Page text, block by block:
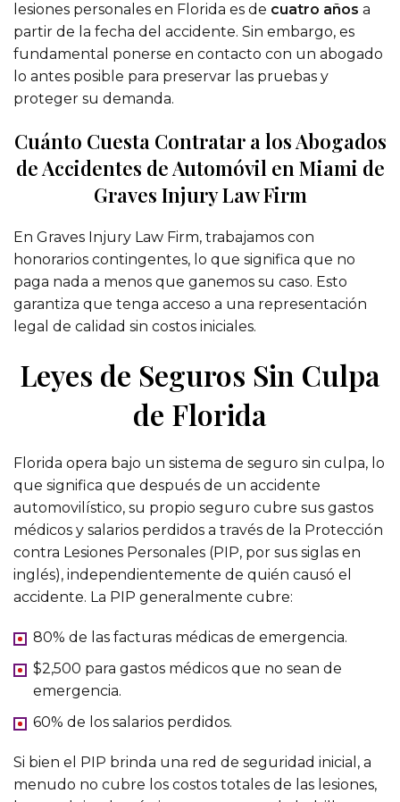
lesiones personales en Florida es de cuatro años a
partir de la fecha del accidente. Sin embargo, es
fundamental ponerse en contacto con un abogado
lo antes posible para preservar las pruebas y
proteger su demanda.
Cuánto Cuesta Contratar a los Abogados
de Accidentes de Automóvil en Miami de
Graves Injury Law Firm
En Graves Injury Law Firm, trabajamos con
honorarios contingentes, lo que significa que no
paga nada a menos que ganemos su caso. Esto
garantiza que tenga acceso a una representación
legal de calidad sin costos iniciales.
Leyes de Seguros Sin Culpa
de Florida
Florida opera bajo un sistema de seguro sin culpa, lo
que significa que después de un accidente
automovilístico, su propio seguro cubre sus gastos
médicos y salarios perdidos a través de la Protección
contra Lesiones Personales (PIP, por sus siglas en
inglés), independientemente de quién causó el
accidente. La PIP generalmente cubre:
80% de las facturas médicas de emergencia.
$2,500 para gastos médicos que no sean de
emergencia.
60% de los salarios perdidos.
Si bien el PIP brinda una red de seguridad inicial, a
menudo no cubre los costos totales de las lesiones,